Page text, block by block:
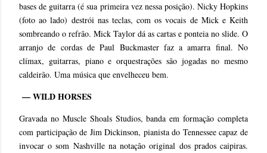
bases de guitarra (é sua primeira vez nessa posição). Nicky Hopkins
(foto ao lado) destrói nas teclas, com os vocais de Mick e Keith
sombreando o refrão. Mick Taylor dá as cartas e ponteia no slide. O
arranjo de cordas de Paul Buckmaster faz a amarra final. No
clímax, guitarras, piano e orquestrações são jogadas no mesmo
caldeirão. Uma música que envelheceu bem.
— WILD HORSES
Gravada no Muscle Shoals Studios, banda em formação completa
com participação de Jim Dickinson, pianista do Tennessee capaz de
invocar o som Nashville na notação original dos prados caipiras.